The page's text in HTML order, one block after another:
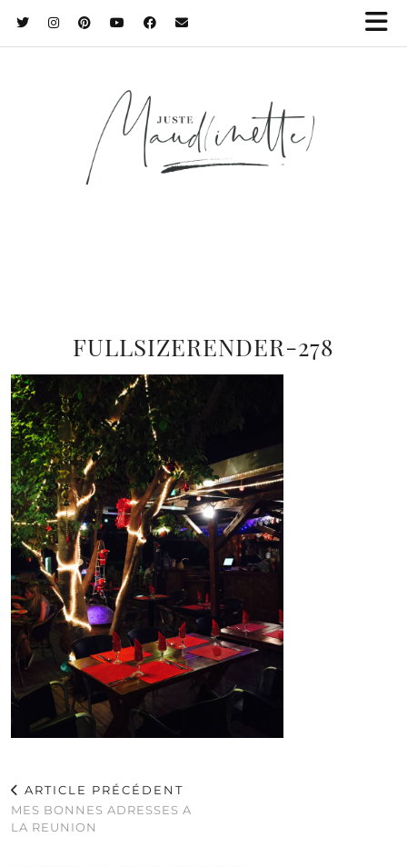
FULLSIZERENDER-278
ARTICLE PRÉCÉDENT
MES BONNES ADRESSES A
LA REUNION